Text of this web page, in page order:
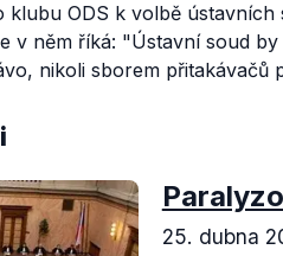
klubu ODS k volbě ústavních
v něm říká: "Ústavní soud
nikoli sborem přitakávačů
25. dubna